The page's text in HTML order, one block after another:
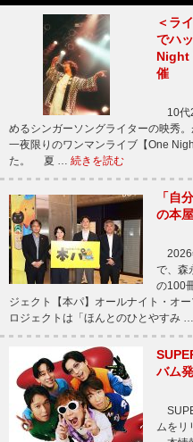
＜ラ
でハ
Night
催
10代
めるシンガーソングライターの映秀
一夜限りのワンマンライブ【One
た。 夏 … 続きを読む
「自
の本
2026
で、森
の100
ジェクト【本パ】オールナイト・オ
ロジェクトは「ほんとのひとやすみ …
バム
ムをリ